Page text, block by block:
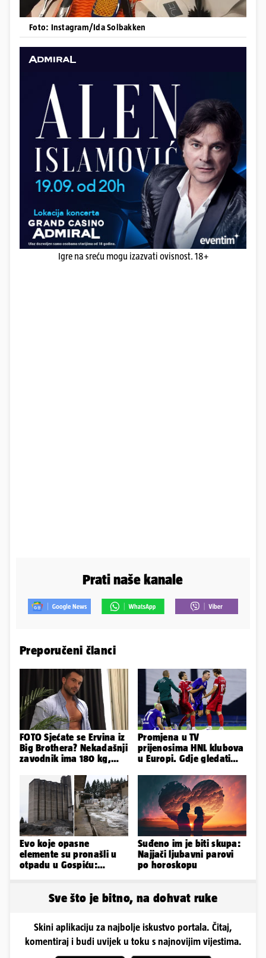
Foto: Instagram/Ida Solbakken
Igre na sreću mogu izazvati ovisnost. 18+
Prati naše kanale
Preporučeni članci
FOTO Sjećate se Ervina iz
Big Brothera? Nekadašnji
zavodnik ima 180 kg,
Promjena u TV
prijenosima HNL klubova
u Europi. Gdje gledati
Evo koje opasne
elemente su pronašli u
otpadu u Gospiću:
Suđeno im je biti skupa:
Najjači ljubavni parovi
po horoskopu
Sve što je bitno, na dohvat ruke
Skini aplikaciju za najbolje iskustvo portala. Čitaj,
komentiraj i budi uvijek u toku s najnovijim vijestima.